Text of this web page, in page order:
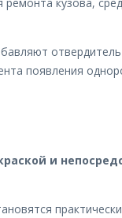
кузова,
появления
и